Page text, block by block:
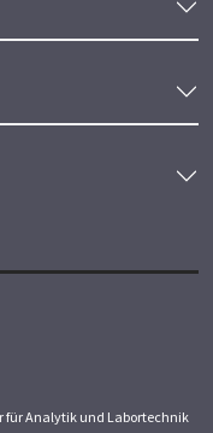
für Analytik und Labortechnik